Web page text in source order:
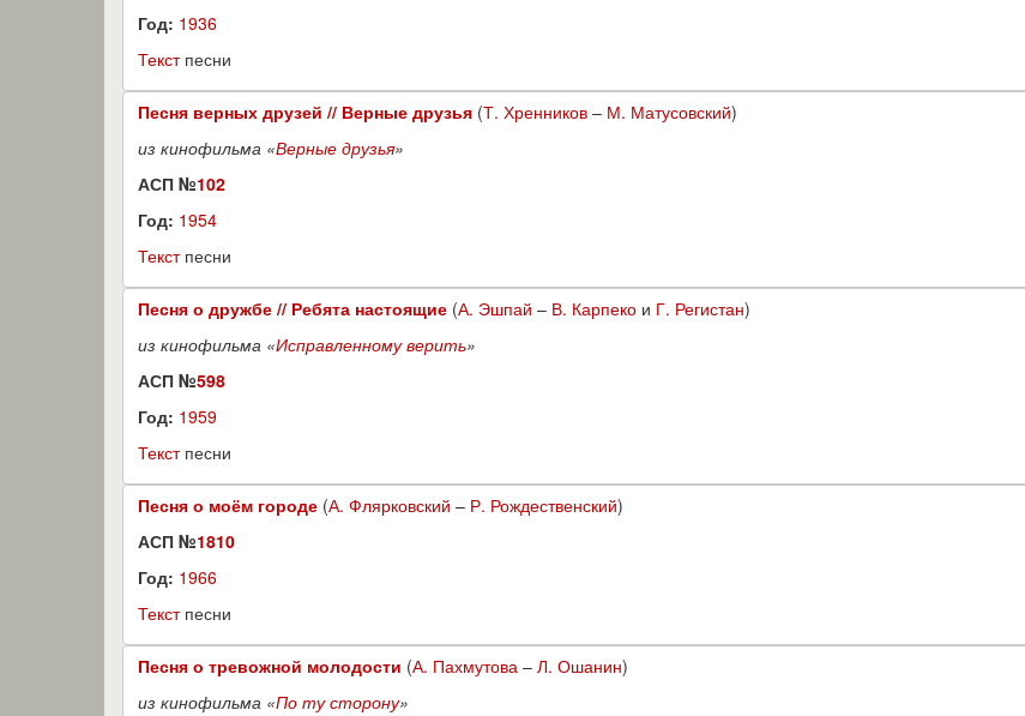
Год: 1936
Текстпесни
Песня верных друзей // Верные друзья (Т. Хренников – М. Матусовский)
из кинофильма «Верные друзья»
АСП №102
Год: 1954
Текстпесни
Песня о дружбе // Ребята настоящие (А. Эшпай – В. Карпеко и Г. Регистан)
из кинофильма «Исправленному верить»
АСП №598
Год: 1959
Текстпесни
Песня о моём городе (А. Флярковский – Р. Рождественский)
АСП №1810
Год: 1966
Текстпесни
Песня о тревожной молодости (А. Пахмутова – Л. Ошанин)
из кинофильма «По ту сторону»